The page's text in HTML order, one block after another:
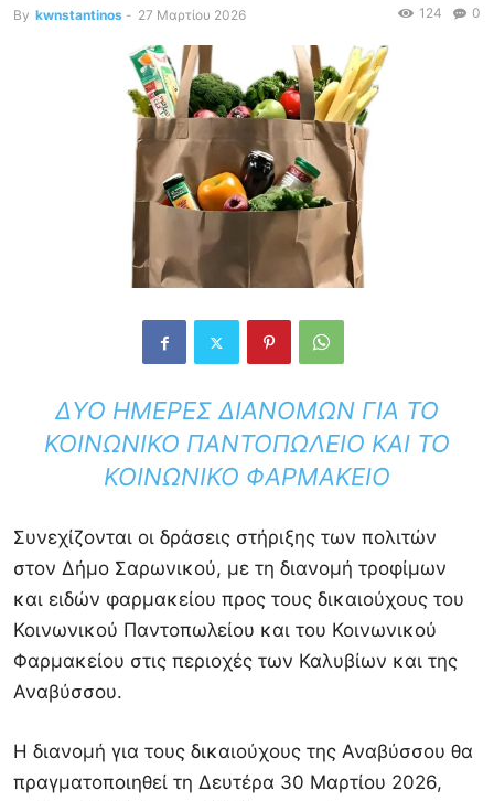
By kwnstantinos - 27 Μαρτίου 2026 0
124
ΔΎΟ ΗΜΈΡΕΣ ΔΙΑΝΟΜΏΝ ΓΙΑ ΤΟ
ΚΟΙΝΩΝΙΚΌ ΠΑΝΤΟΠΩΛΕΊΟ ΚΑΙ ΤΟ
ΚΟΙΝΩΝΙΚΌ ΦΑΡΜΑΚΕΊΟ
Συνεχίζονται οι δράσεις στήριξης των πολιτών
στον Δήμο Σαρωνικού, με τη διανομή τροφίμων
και ειδών φαρμακείου προς τους δικαιούχους του
Κοινωνικού Παντοπωλείου και του Κοινωνικού
Φαρμακείου στις περιοχές των Καλυβίων και της
Αναβύσσου.
Η διανομή για τους δικαιούχους της Αναβύσσου θα
πραγματοποιηθεί τη Δευτέρα 30 Μαρτίου 2026,